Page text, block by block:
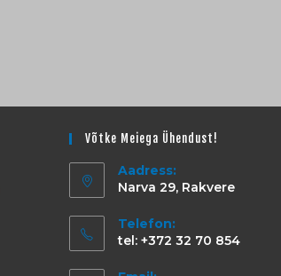
Võtke Meiega Ühendust!
Aadress:
Narva 29, Rakvere
Telefon:
tel: +372 32 70 854